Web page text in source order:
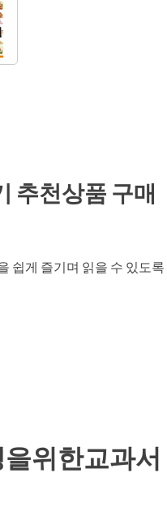
추천상품 구매
쉽게 즐기며 읽을 수 있도록
위한교과서